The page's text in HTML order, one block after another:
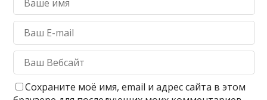
Сохраните моё имя, email и адрес сайта в этом